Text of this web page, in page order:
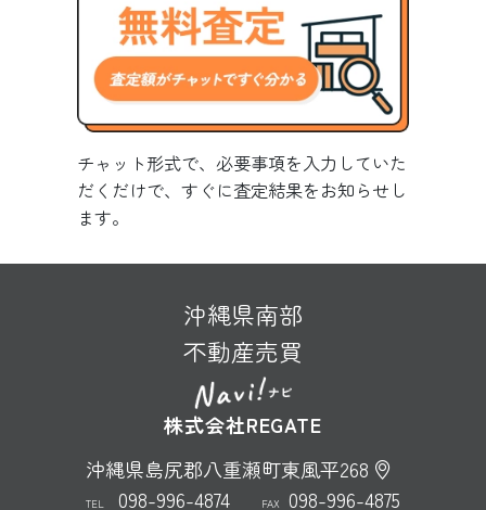
チャット形式で、必要事項を入力していた
だくだけで、すぐに査定結果をお知らせし
ます。
沖縄県南部
不動産売買
株式会社REGATE
沖縄県島尻郡八重瀬町東風平268
TEL 098-996-4874 FAX 098-996-4875